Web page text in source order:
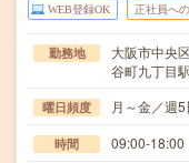
WEB登録OK 正社員へ
勤務地
大阪市中央
谷町九丁目
曜日頻度 月～金／週5
時間 09:00-18:00